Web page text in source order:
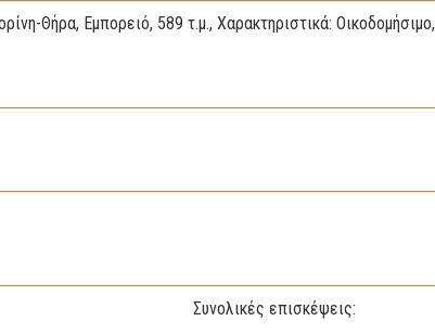
Θήρα, Εμπορειό, 589 τ.μ., Χαρακτηριστικά: Οικοδομήσιμο,
Συνολικές επισκέψεις: